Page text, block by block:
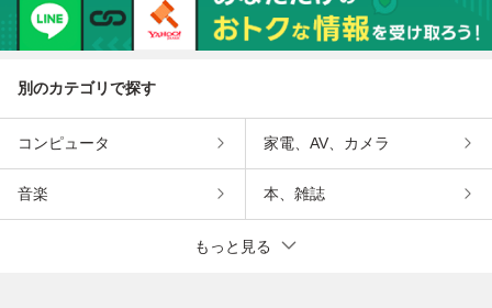
別のカテゴリで探す
コンピュータ 家電、AV、カメラ
音楽 本、雑誌
もっと見る